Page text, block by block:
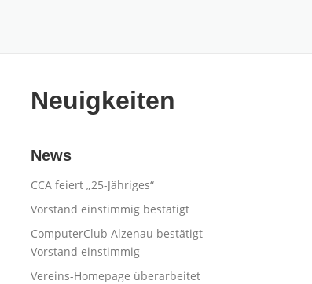
Neuigkeiten
News
CCA feiert „25-Jähriges“
Vorstand einstimmig bestätigt
ComputerClub Alzenau bestätigt
Vorstand einstimmig
Vereins-Homepage überarbeitet